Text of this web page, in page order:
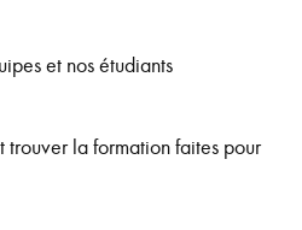
et nos étudiants
trouver la formation faites pour